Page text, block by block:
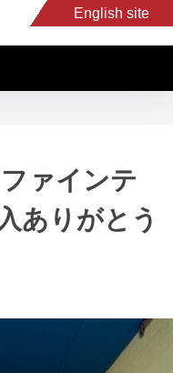
English site
ァインテ
ありがとう